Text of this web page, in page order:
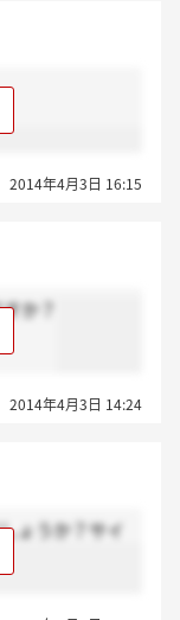
2014年4月3日 16:15
か？
2014年4月3日 14:24
ょうか？サイ